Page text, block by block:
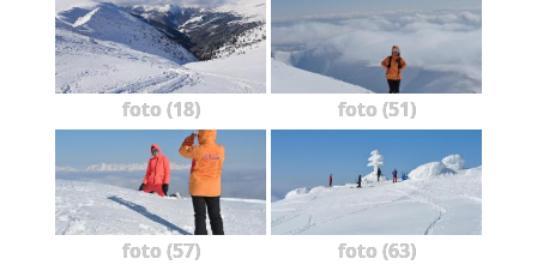
foto (18) foto (51)
foto (57) foto (63)